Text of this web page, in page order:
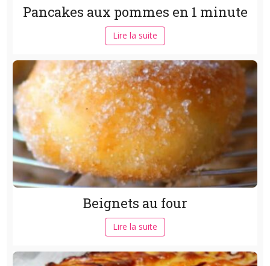
Pancakes aux pommes en 1 minute
Lire la suite
Beignets au four
Lire la suite